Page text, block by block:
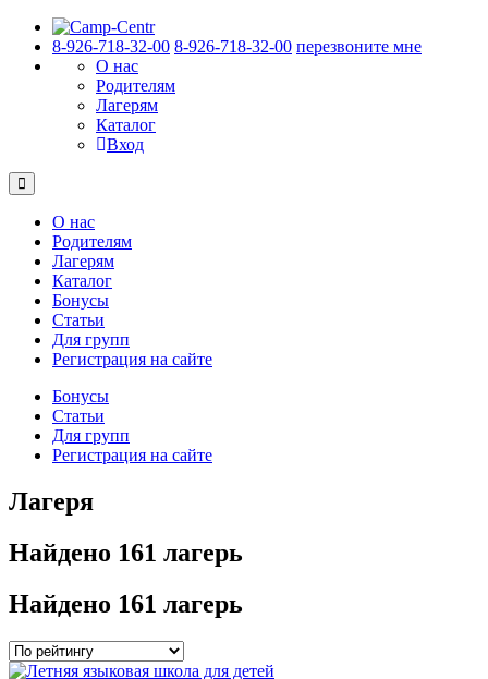
8-926-718-32-00 8-926-718-32-00 перезвоните мне
О нас
Родителям
Лагерям
Каталог
Вход
О нас
Родителям
Лагерям
Каталог
Бонусы
Статьи
Для групп
Регистрация на сайте
Бонусы
Статьи
Для групп
Регистрация на сайте
Лагеря
Найдено 161 лагерь
Найдено 161 лагерь